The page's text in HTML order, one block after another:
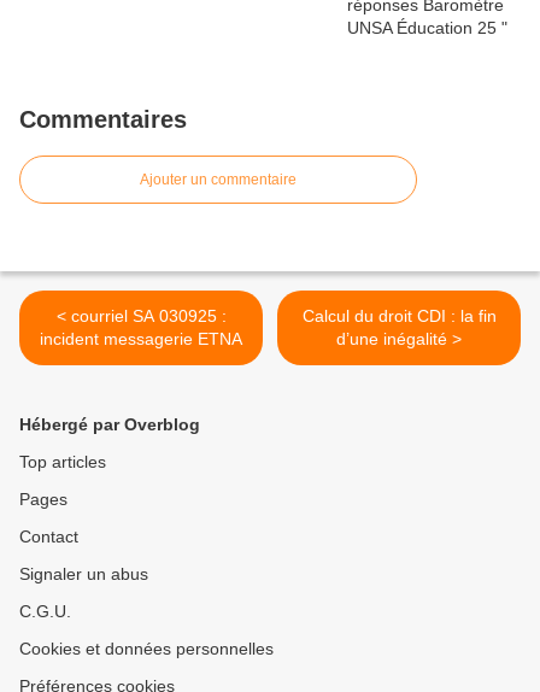
Commentaires
Ajouter un commentaire
< courriel SA 030925 :
incident messagerie ETNA
Calcul du droit CDI : la fin
d’une inégalité >
Hébergé par Overblog
Top articles
Pages
Contact
Signaler un abus
C.G.U.
Cookies et données personnelles
Préférences cookies